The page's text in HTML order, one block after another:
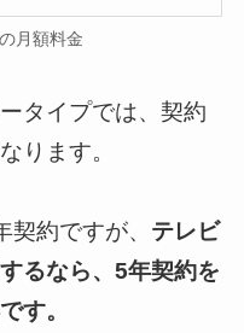
月額料金
タイプでは、契約
ります。
約ですが、 テレビ
るなら、5年契約を
す。